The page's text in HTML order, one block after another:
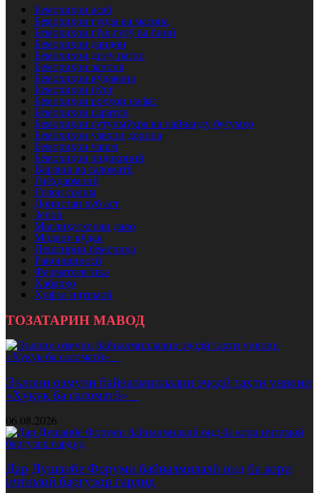
Бемориҳои асаб
Бемориҳои гурда ва масона
Бемориҳои гӯш,гулӯ ва бинӣ
Бемориҳои дандон
Бемориҳои дилу рагҳо
Бемориҳои занона
Бемориҳои кӯдакона
Бемориҳои пӯст
Бемориҳои роҳҳои нафас
Бемориҳои саратон
Бемориҳои сутунмӯҳра ва пайванду буғумҳо
Бемориҳои узвҳои дохила
Бемориҳои чашм
Бемориҳои эндокринӣ
Варзиш ва саломатӣ
Гиёҳдармонӣ
Ғизои солим
Донистан хуб аст
Зебоӣ
Маслиҳатхонаи даво
Модару кӯдак
Пешгирии бемориҳо
Равоншиносӣ
Фарматсевтика
Хабарҳо
Ҳифзи иҷтимоӣ
ТОЗАТАРИН МАВОД
Эълони озмуни байналмиллалии эҷодӣ таҳти унвони
«Ҳуқуқ ба саломатӣ»
06.08.2026
Дар Душанбе Форуми байналмилалӣ оид ба кори
иҷтимоӣ баргузор гардид